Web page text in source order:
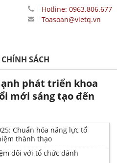
Hotline: 0963.806.677
Toasoan@vietq.vn
SÁCH
phát triển khoa
mới sáng tạo đến
Chuẩn hóa năng lực tổ
thành thạo
đối với tổ chức đánh